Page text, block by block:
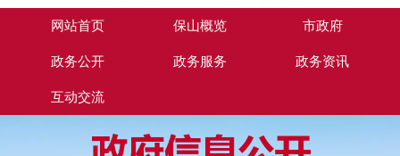
网站首页 保山概览 市政府
政务公开 政务服务 政务资讯
互动交流